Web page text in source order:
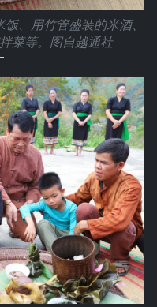
、用竹管盛装的米酒、
菜等。图自越通社